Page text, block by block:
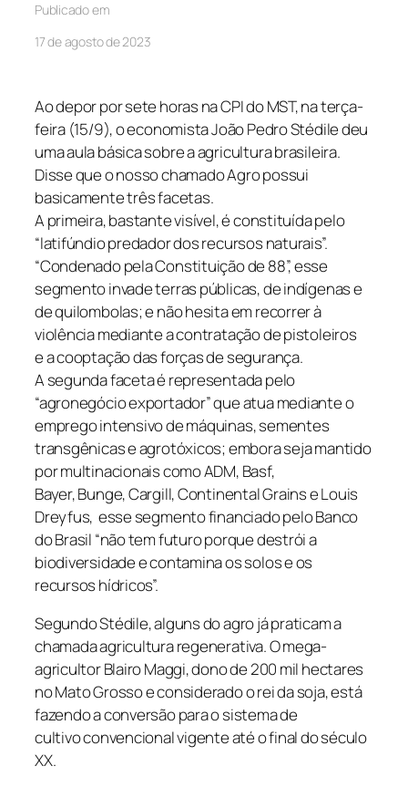
Publicado em
17 de agosto de 2023
Ao depor por sete horas na CPI do MST, na terça-
feira (15/9), o economista João Pedro Stédile deu
uma aula básica sobre a agricultura brasileira.
Disse que o nosso chamado Agro possui
basicamente três facetas.
A primeira, bastante visível, é constituída pelo
“latifúndio predador dos recursos naturais”.
“Condenado pela Constituição de 88”, esse
segmento invade terras públicas, de indígenas e
de quilombolas; e não hesita em recorrer à
violência mediante a contratação de pistoleiros
e a cooptação das forças de segurança.
A segunda faceta é representada pelo
“agronegócio exportador” que atua mediante o
emprego intensivo de máquinas, sementes
transgênicas e agrotóxicos; embora seja mantido
por multinacionais como ADM, Basf,
Bayer, Bunge, Cargill, Continental Grains e Louis
Dreyfus, esse segmento financiado pelo Banco
do Brasil “não tem futuro porque destrói a
biodiversidade e contamina os solos e os
recursos hídricos”.
Segundo Stédile, alguns do agro já praticam a
chamada agricultura regenerativa. O mega-
agricultor Blairo Maggi, dono de 200 mil hectares
no Mato Grosso e considerado o rei da soja, está
fazendo a conversão para o sistema de
cultivo convencional vigente até o final do século
XX.